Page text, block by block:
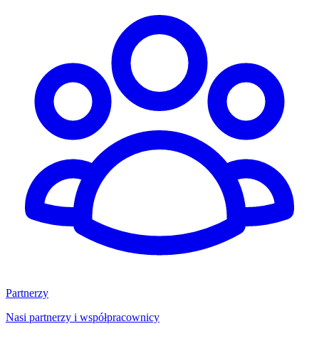
Partnerzy
Nasi partnerzy i współpracownicy